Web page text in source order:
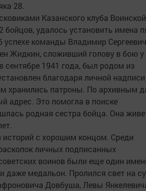
28.
Казанского клуба
бойцов, удалось установить имена
успехе команды Владимир
Жидкин, сложивший голову в бою у
сентябре 1941 года, был родом из
благодаря личной
хранились патроны. По архивным
адрес. Это помогла в поиске
родная сестра бойца. Она
историй с хорошим концом. Среди
личных подписанных
воинов были еще один
даже медальон. Пролился свет на
Довбуша, Левы